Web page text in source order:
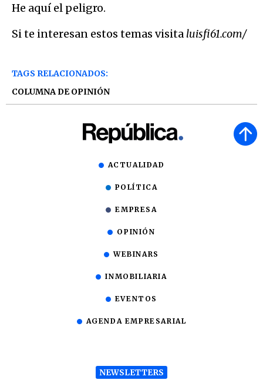
He aquí el peligro.
Si te interesan estos temas visita luisfi61.com/
TAGS RELACIONADOS:
COLUMNA DE OPINIÓN
ACTUALIDAD
POLÍTICA
EMPRESA
OPINIÓN
WEBINARS
INMOBILIARIA
EVENTOS
AGENDA EMPRESARIAL
NEWSLETTERS